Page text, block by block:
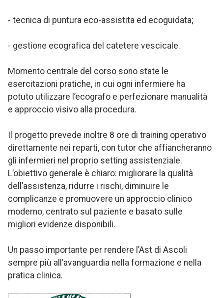
- tecnica di puntura eco-assistita ed ecoguidata;
- gestione ecografica del catetere vescicale.
Momento centrale del corso sono state le
esercitazioni pratiche, in cui ogni infermiere ha
potuto utilizzare l’ecografo e perfezionare manualità
e approccio visivo alla procedura.
Il progetto prevede inoltre 8 ore di training operativo
direttamente nei reparti, con tutor che affiancheranno
gli infermieri nel proprio setting assistenziale.
L’obiettivo generale è chiaro: migliorare la qualità
dell’assistenza, ridurre i rischi, diminuire le
complicanze e promuovere un approccio clinico
moderno, centrato sul paziente e basato sulle
migliori evidenze disponibili.
Un passo importante per rendere l’Ast di Ascoli
sempre più all’avanguardia nella formazione e nella
pratica clinica.